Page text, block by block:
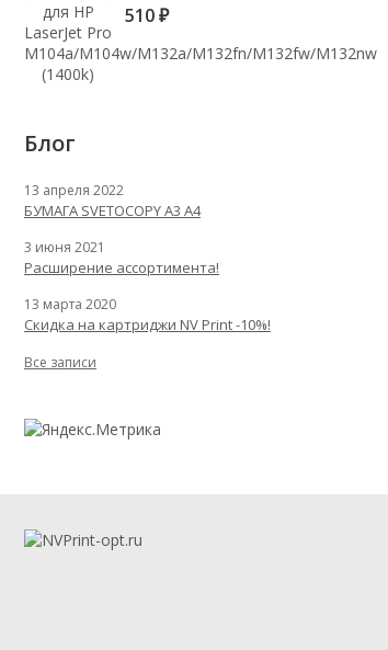
510 ₽
Блог
13 апреля 2022
БУМАГА SVETOCOPY A3 A4
3 июня 2021
Расширение ассортимента!
13 марта 2020
Скидка на картриджи NV Print -10%!
Все записи